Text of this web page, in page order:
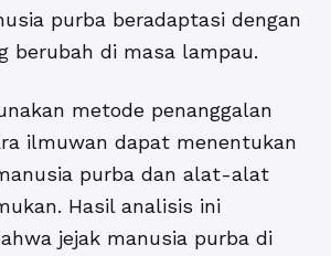
purba beradaptasi dengan
berubah di masa lampau.
metode penanggalan
ilmuwan dapat menentukan
purba dan alat-alat
Hasil analisis ini
jejak manusia purba di